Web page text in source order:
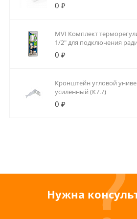
0 ₽
MVI Комплект
1/2" для подключения
0 ₽
Кронштейн угловой
усиленный (К7.7)
0 ₽
Нужна